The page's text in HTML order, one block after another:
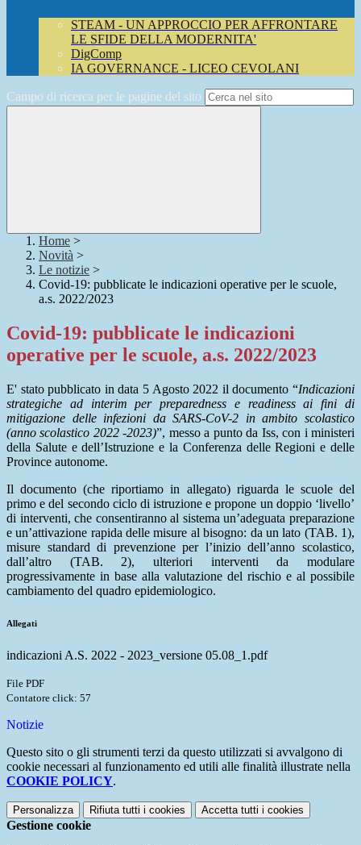
STEAM - UN APPROCCIO PER AFFRONTARE
LE SFIDE DELLA MODERNITA'
DigComp
IA GOVERNANCE - LICEO CEVOLANI
Campo di ricerca per le pagine del sito
Home >
Novità >
Le notizie >
Covid-19: pubblicate le indicazioni operative per le scuole,
a.s. 2022/2023
Covid-19: pubblicate le indicazioni
operative per le scuole, a.s. 2022/2023
E' stato pubblicato in data 5 Agosto 2022 il documento “Indicazioni
strategiche ad interim per preparedness e readiness ai fini di
mitigazione delle infezioni da SARS-CoV-2 in ambito scolastico
(anno scolastico 2022 -2023)”, messo a punto da Iss, con i ministeri
della Salute e dell’Istruzione e la Conferenza delle Regioni e delle
Province autonome.
Il documento (che riportiamo in allegato) riguarda le scuole del
primo e del secondo ciclo di istruzione e propone un doppio ‘livello’
di interventi, che consentiranno al sistema un’adeguata preparazione
e un’attivazione rapida delle misure al bisogno: da un lato (TAB. 1),
misure standard di prevenzione per l’inizio dell’anno scolastico,
dall’altro (TAB. 2), ulteriori interventi da modulare
progressivamente in base alla valutazione del rischio e al possibile
cambiamento del quadro epidemiologico.
Allegati
indicazioni A.S. 2022 - 2023_versione 05.08_1.pdf
File PDF
Contatore click: 57
Notizie
Questo sito o gli strumenti terzi da questo utilizzati si avvalgono di
cookie necessari al funzionamento ed utili alle finalità illustrate nella
COOKIE POLICY.
Personalizza Rifiuta tutti i cookies Accetta tutti i cookies
Gestione cookie